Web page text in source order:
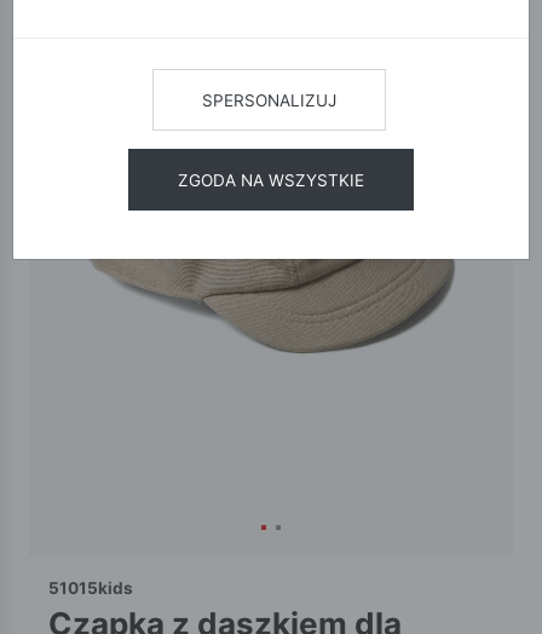
51015kids
czapka z daszkiem dla
SPERSONALIZUJ
ZGODA NA WSZYSTKIE